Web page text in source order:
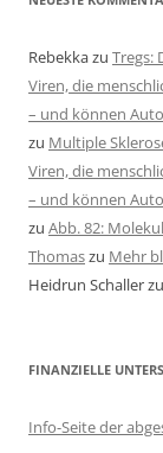
Rebekkazu Tregs:
Viren, die
– und können
zu Multiple
Viren, die
– und können
zu Abb. 82:
Thomaszu Mehr
Heidrun Schallerzu
FINANZIELLE
Info-Seite der